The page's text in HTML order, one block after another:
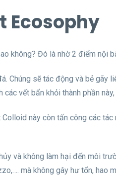
Ecosophy
không? Đó là nhờ 2 điểm nội
Chúng sẽ tác động và bẻ gãy
vết bẩn khỏi thành phần
này còn tấn công các tác
và không làm hại đến môi
mà không gây hư tổn, hao